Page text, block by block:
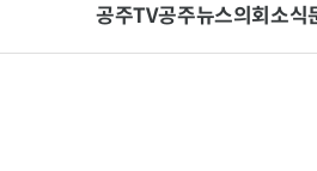
공주TV공주뉴스의회소식